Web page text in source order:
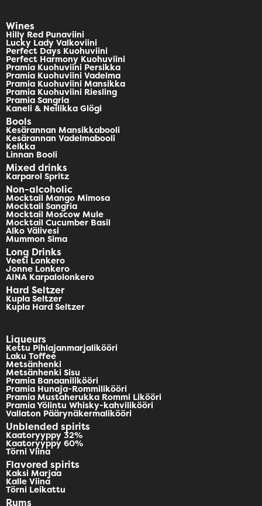
Wines
Hilly Red Punaviini
Lucky Lady Valkoviini
Perfect Days Kuohuviini
Perfect Harmony Kuohuviini
Pramia Kuohuviini Persikka
Pramia Kuohuviini Vadelma
Pramia Kuohuviini Mansikka
Pramia Kuohuviini Riesling
Pramia Sangria
Kaneli & Neilikka Glögi
Bools
Kesärannan Mansikkabooli
Kesärannan Vadelmabooli
Kelkka
Linnan Booli
Mixed drinks
Karparol Spritz
Non-alcoholic
Mocktail Mango Mimosa
Mocktail Sangria
Mocktail Moscow Mule
Mocktail Cucumber Basil
Alko Välivesi
Mummon Sima
Long Drinks
Veeti Lonkero
Jonne Lonkero
AINA Karpalolonkero
Hard Seltzer
Kupla Seltzer
Kupla Hard Seltzer
Liqueurs
Kettu Pihlajanmarjalikööri
Laku Toffee
Metsänhenki
Metsänhenki Sisu
Pramia Banaanilikööri
Pramia Hunaja-Rommilikööri
Pramia Mustaherukka Rommi Likööri
Pramia Yölintu Whisky-kahvilikööri
Vallaton Päärynäkermalikööri
Unblended spirits
Kaatoryyppy 32%
Kaatoryyppy 60%
Törni Viina
Flavored spirits
Kaksi Marjaa
Kalle Viina
Törni Leikattu
Rums